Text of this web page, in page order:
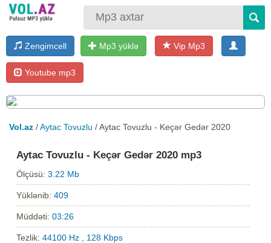
Zengimcell Mp3 yüklə Vip Mp3
Youtube mp3
Vol.az /Aytac Tovuzlu / Aytac Tovuzlu - Keçər Gedər 2020
Aytac Tovuzlu - Keçər Gedər 2020 mp3
Ölçüsü:3.22 Mb
Yüklənib:409
Müddəti:03:26
Tezlik:44100 Hz , 128 Kbps